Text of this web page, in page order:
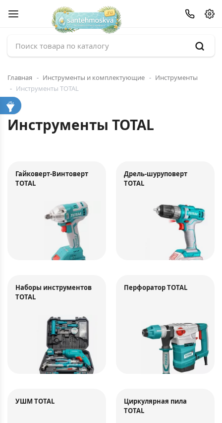
Главная Инструменты и комплектующие
Инструменты
Инструменты TOTAL
Инструменты TOTAL
Гайковерт-Винтоверт
TOTAL
Дрель-шуруповерт
TOTAL
Наборы инструментов
TOTAL
Перфоратор TOTAL
УШМ TOTAL
Циркулярная пила
TOTAL